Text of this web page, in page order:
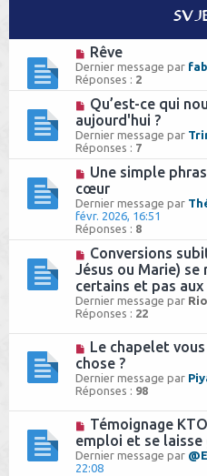
Rêve
Dernier message par
Réponses : 2
Qu’est-ce qui
aujourd'hui ?
Dernier message par
Réponses : 7
Une simple
cœur
Dernier message par
févr. 2026, 16:51
Réponses : 8
Conversions
Jésus ou Marie)
certains et pas aux
Dernier message par
Réponses : 22
Le chapelet
chose ?
Dernier message par
Réponses : 98
Témoignage
emploi et se
Dernier message par
22:08